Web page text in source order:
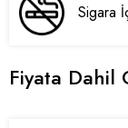
Sigara
Fiyata Dahil